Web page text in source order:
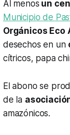
Al menos un
Municipio de
Orgánicos Eco
desechos en un
cítricos, papa
El abono se
de la
amazónicos.